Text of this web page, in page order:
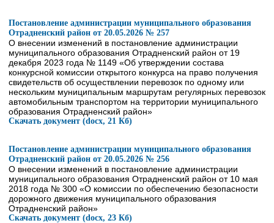
Постановление администрации муниципального образования
Отрадненский район от 20.05.2026 № 257
О внесении изменений в постановление администрации
муниципального образования Отрадненский район от 19
декабря 2023 года № 1149 «Об утверждении состава
конкурсной комиссии открытого конкурса на право получения
свидетельств об осуществлении перевозок по одному или
нескольким муниципальным маршрутам регулярных перевозок
автомобильным транспортом на территории муниципального
образования Отрадненский район»
Скачать документ (docx, 21 Кб)
Постановление администрации муниципального образования
Отрадненский район от 20.05.2026 № 256
О внесении изменений в постановление администрации
муниципального образования Отрадненский район от 10 мая
2018 года № 300 «О комиссии по обеспечению безопасности
дорожного движения муниципального образования
Отрадненский район»
Скачать документ (docx, 23 Кб)